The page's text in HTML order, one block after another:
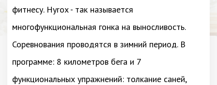
фитнесу. Hyrox - так называется
многофункциональная гонка на выносливость.
Соревнования проводятся в зимний период. В
программе: 8 километров бега и 7
функциональных упражнений: толкание саней,